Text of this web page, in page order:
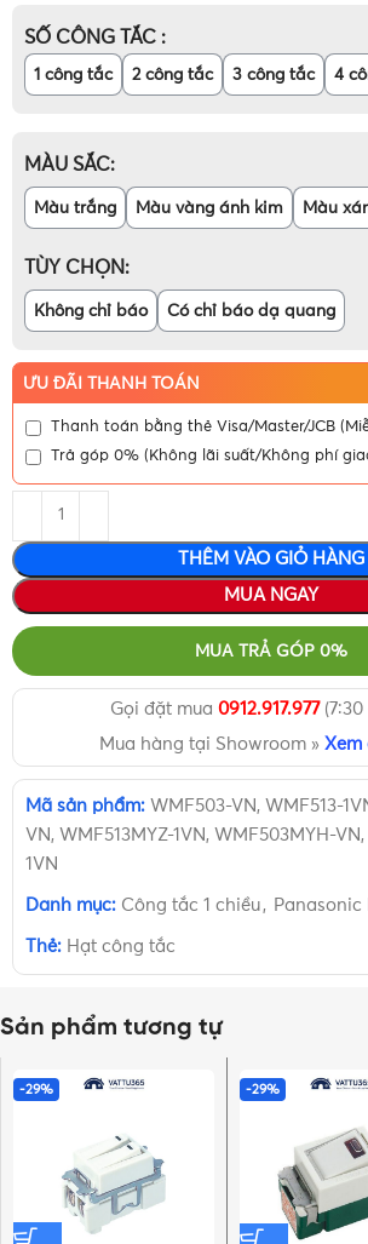
SỐ CÔNG TẮC
1 công tắc 2 công tắc 3 công tắc 4
MÀU SẮC
Màu trắng Màu vàng ánh kim Màu
TÙY CHỌN
Không chỉ báo Có chỉ báo dạ quang
ƯU ĐÃI THANH TOÁN
Thanh toán bằng thẻ Visa/Master/JCB
Trả góp 0% (Không lãi suất/Không phí
THÊM VÀO GIỎ HÀNG
MUA NGAY
MUA TRẢ GÓP 0%
Gọi đặt mua 0912.917.977(7:30
Mua hàng tại Showroom »
Mã sản phẩm: WMF503-VN, WMF513-
VN, WMF513MYZ-1VN, WMF503MYH-
1VN
Danh mục: Công tắc 1 chiều , Panasonic
Thẻ: Hạt công tắc
Sản phẩm tương tự
-29% -29%